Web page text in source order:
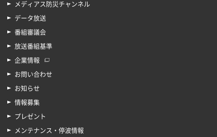
メディアス防災チャンネル
データ放送
番組審議会
放送番組基準
企業情報
お問い合わせ
お知らせ
情報募集
プレゼント
メンテナンス・停波情報